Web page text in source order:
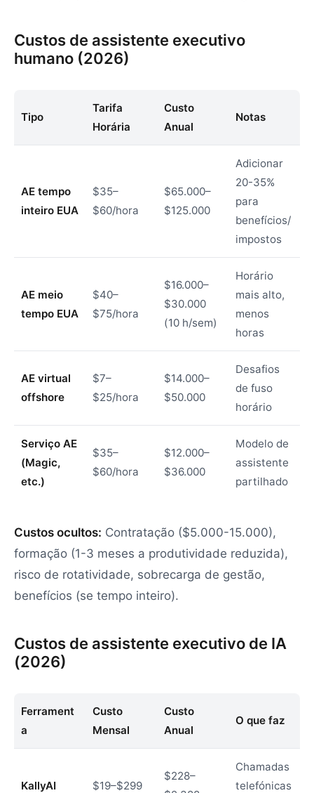
Custos de assistente executivo
humano (2026)
Tipo
Tarifa
Horária
Custo
Anual
Notas
AE tempo
inteiro EUA
$35–
$60/hora
$65.000–
$125.000
Adicionar
20-35%
para
benefícios/
impostos
AE meio
tempo EUA
$40–
$75/hora
$16.000–
$30.000
(10 h/sem)
Horário
mais alto,
menos
horas
AE virtual
offshore
$7–
$25/hora
$14.000–
$50.000
Desafios
de fuso
horário
Serviço AE
(Magic,
etc.)
$35–
$60/hora
$12.000–
$36.000
Modelo de
assistente
partilhado
Custos ocultos: Contratação ($5.000-15.000),
formação (1-3 meses a produtividade reduzida),
risco de rotatividade, sobrecarga de gestão,
benefícios (se tempo inteiro).
Custos de assistente executivo de IA
(2026)
Ferrament
a
Custo
Mensal
Custo
Anual
O que faz
KallyAI $19–$299
$228–
Chamadas
telefónicas